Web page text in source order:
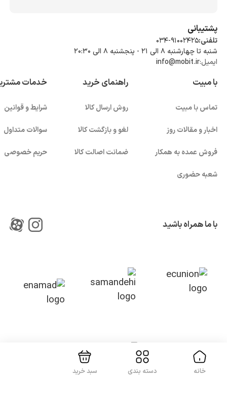
پشتیبانی
تلفنی:034-91002425
شنبه تا چهارشنبه ۸ الی ۲۱ - پنجشنبه 8 الی ۲۰:۳۰
ایمیل:info@mobit.ir
با مبیت
تماس با مبیت
اخبار و مقالات روز
فروش عمده به همکار
شعبه حضوری
راهنمای خرید
روش ارسال کالا
لغو و بازگشت کالا
ضمانت اصالت کالا
خدمات
شرایط و قوانین
سوالات متداول
حریم خصوصی
با ما همراه باشید
خانه دسته بندی سبد خرید